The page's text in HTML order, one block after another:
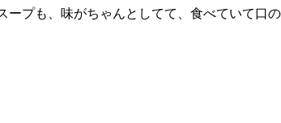
プも、味がちゃんとしてて、食べていて口